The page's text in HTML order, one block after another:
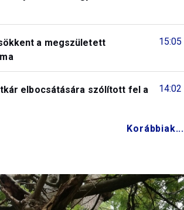
15:05
a megszületett
14:02
elbocsátására szólított fel a
Korábbiak...